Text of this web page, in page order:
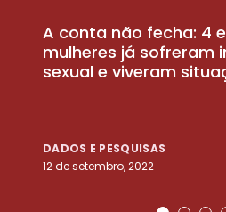
A conta não fecha: 4
mulheres já sofreram
sexual e viveram
DADOS E PESQUISAS
12 de setembro, 2022